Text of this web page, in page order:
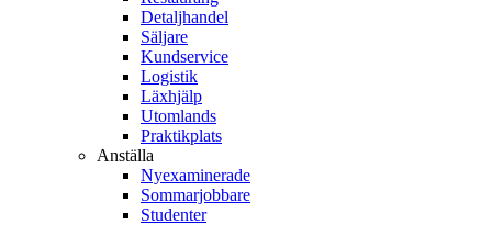
Detaljhandel
Säljare
Kundservice
Logistik
Läxhjälp
Utomlands
Praktikplats
Anställa
Nyexaminerade
Sommarjobbare
Studenter